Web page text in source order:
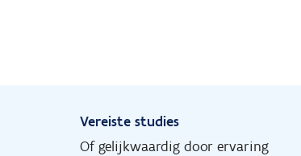
Vereiste studies
Of gelijkwaardig door ervaring